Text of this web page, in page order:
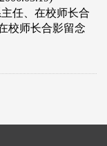
校师长合
校师长合影留念